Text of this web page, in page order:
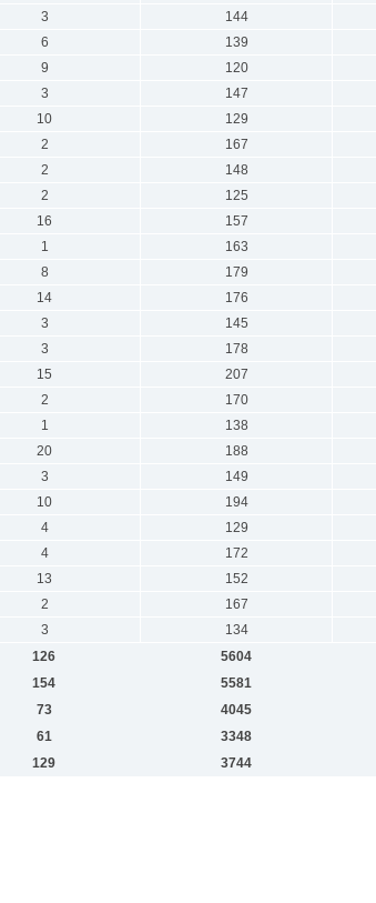
3 144
6 139
9 120
3 147
10 129
2 167
2 148
2 125
16 157
1 163
8 179
14 176
3 145
3 178
15 207
2 170
1 138
20 188
3 149
10 194
4 129
4 172
13 152
2 167
3 134
126 5604
154 5581
73 4045
61 3348
129 3744